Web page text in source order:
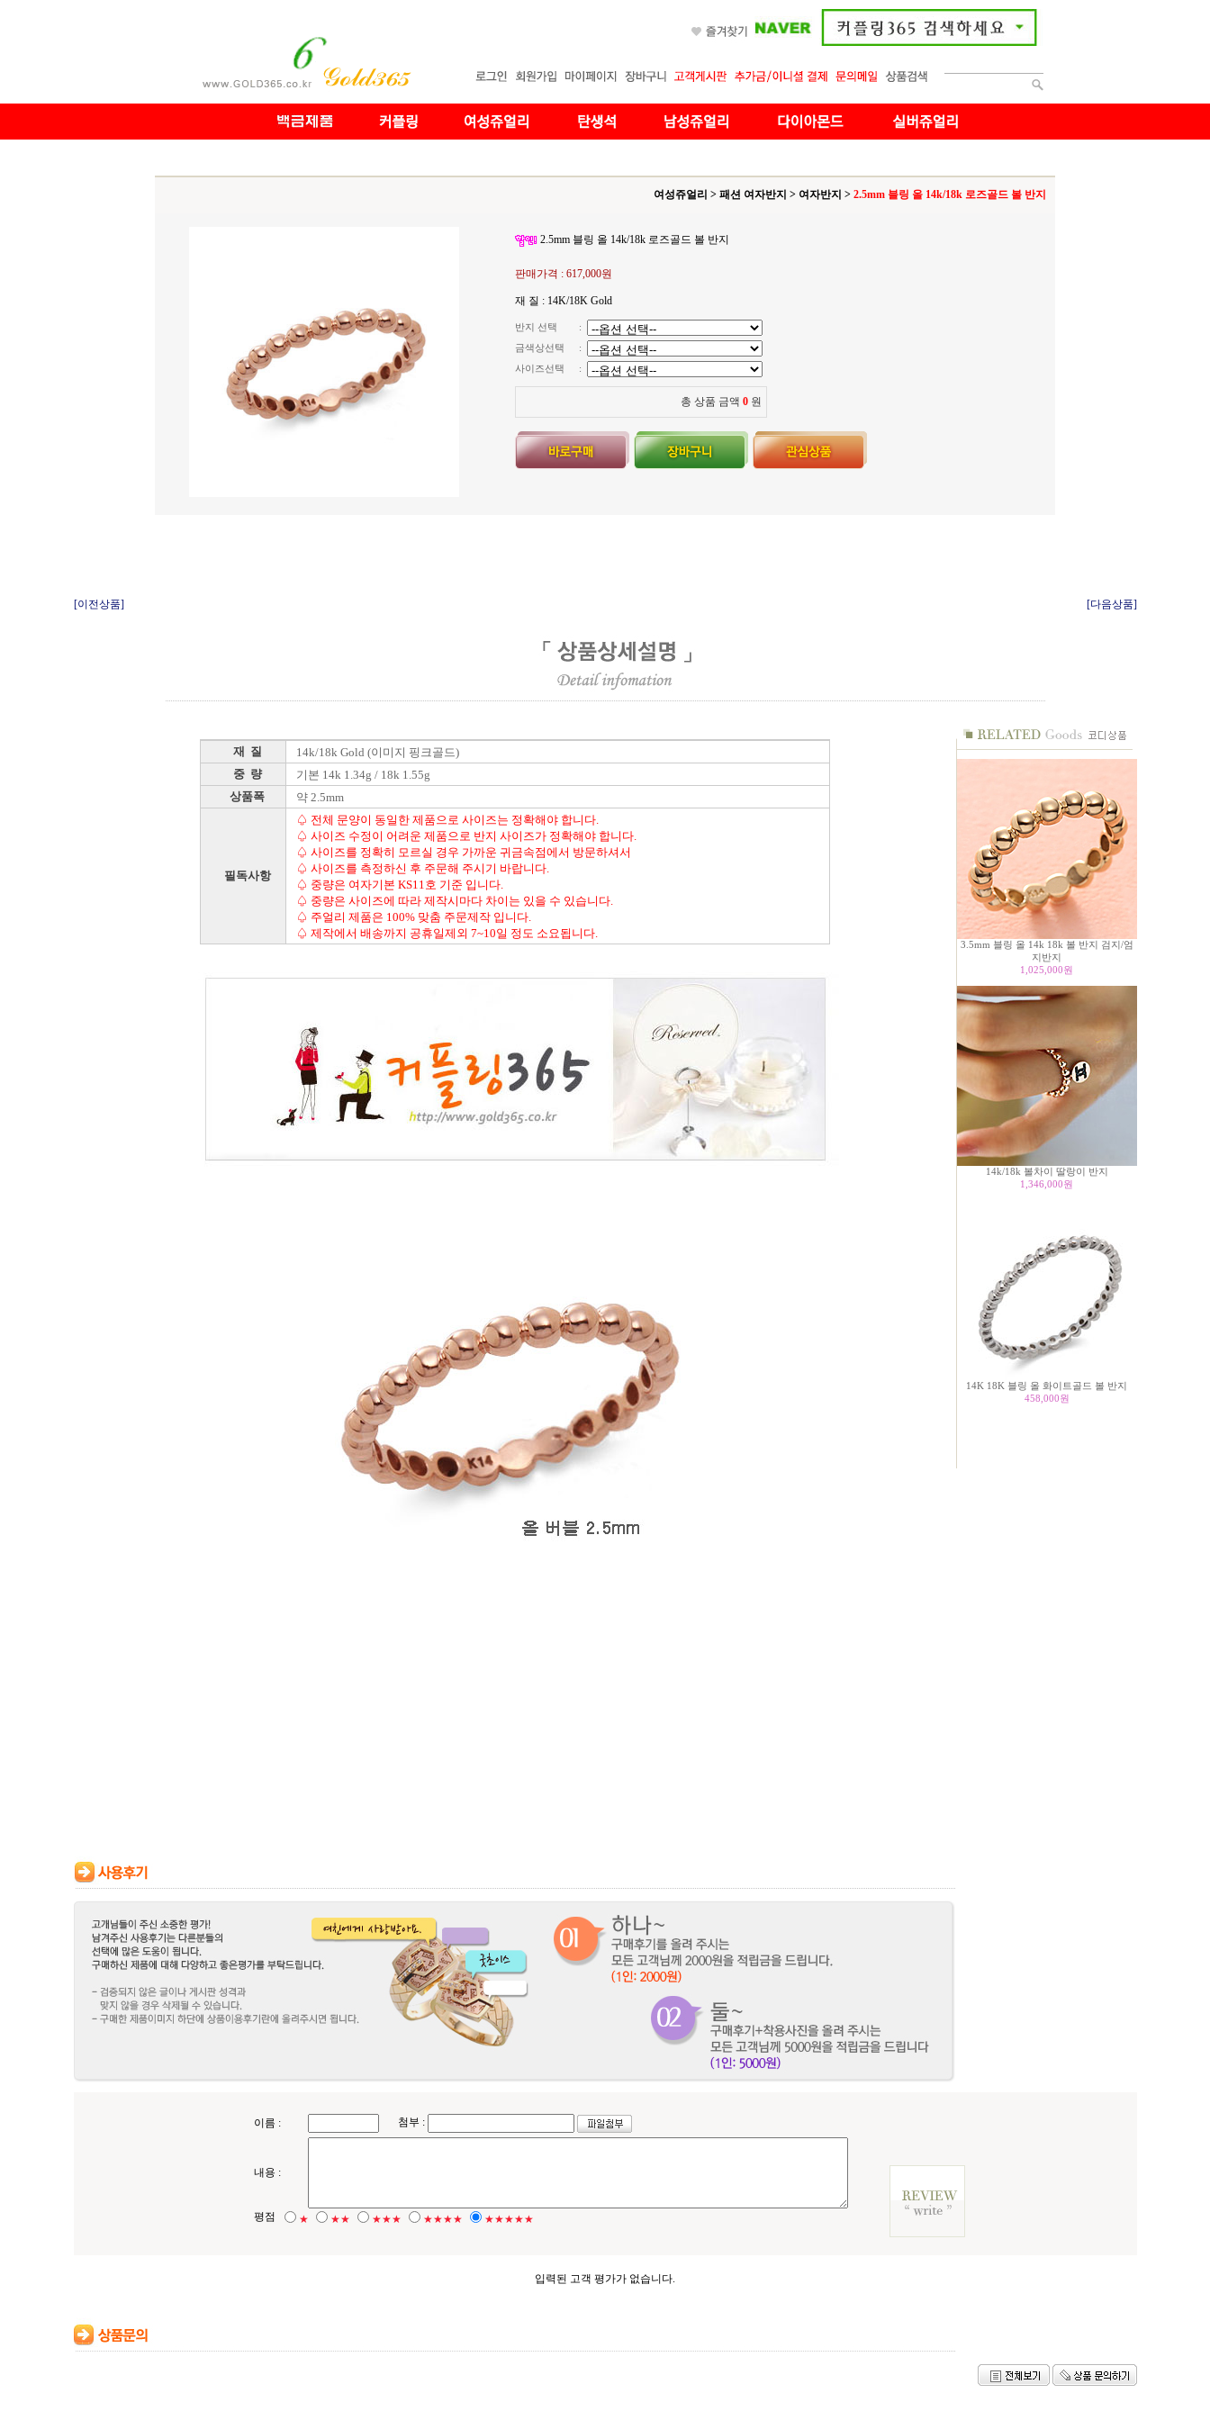
여성쥬얼리 > 패션 여자반지 > 여자반지 > 2.5mm 블링 올 14k/18k 로즈골드 볼 반지
2.5mm 블링 올 14k/18k 로즈골드 볼 반지
판매가격 : 617,000원
재 질 : 14K/18K Gold
반지 선택
:
금색상선택
:
사이즈선택
:
총 상품 금액 0 원
[이전상품] [다음상품]
재 질 14k/18k Gold (이미지 핑크골드)
중 량 기본 14k 1.34g / 18k 1.55g
상품폭 약 2.5mm
필독사항
♤ 전체 문양이 동일한 제품으로 사이즈는 정확해야 합니다.
♤ 사이즈 수정이 어려운 제품으로 반지 사이즈가 정확해야 합니다.
♤ 사이즈를 정확히 모르실 경우 가까운 귀금속점에서 방문하셔서
♤ 사이즈를 측정하신 후 주문해 주시기 바랍니다.
♤ 중량은 여자기본 KS11호 기준 입니다.
♤ 중량은 사이즈에 따라 제작시마다 차이는 있을 수 있습니다.
♤ 주얼리 제품은 100% 맞춤 주문제작 입니다.
♤ 제작에서 배송까지 공휴일제외 7~10일 정도 소요됩니다.
3.5mm 블링 올 14k 18k 볼 반지 검지/엄
지반지
1,025,000원
14k/18k 볼차이 딸랑이 반지
1,346,000원
14K 18K 블링 올 화이트골드 볼 반지
458,000원
이름 : 첨부 :
내용 :
평점 ★ ★★ ★★★ ★★★★ ★★★★★
입력된 고객 평가가 없습니다.